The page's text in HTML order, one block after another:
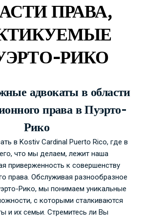
ПРАВА,
РИКО
адвокаты в области
права в Пуэрто-
Рико
в Kostiv Cardinal Puerto Rico, где в
что мы делаем, лежит наша
приверженность к совершенству
права. Обслуживая разнообразное
Рико, мы понимаем уникальные
с которыми сталкиваются
и их семьи. Стремитесь ли Вы